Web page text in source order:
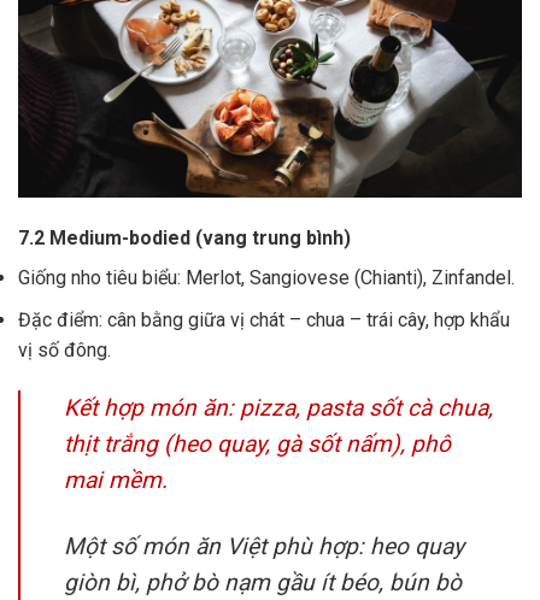
7.2 Medium-bodied (vang trung bình)
Giống nho tiêu biểu: Merlot, Sangiovese (Chianti), Zinfandel.
Đặc điểm: cân bằng giữa vị chát – chua – trái cây, hợp khẩu
vị số đông.
Kết hợp món ăn: pizza, pasta sốt cà chua,
thịt trắng (heo quay, gà sốt nấm), phô
mai mềm.
Một số món ăn Việt phù hợp: heo quay
giòn bì, phở bò nạm gầu ít béo, bún bò